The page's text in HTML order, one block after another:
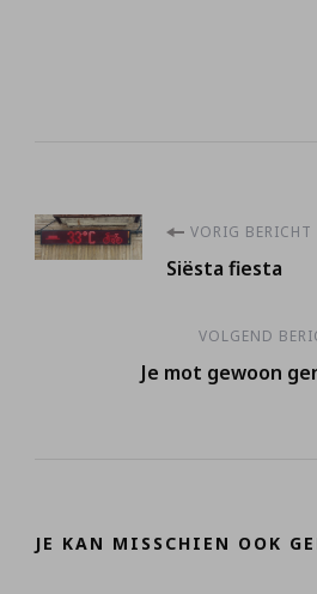
VORIG BERICHT
Siësta fiesta
VOLGEND
Je mot gewoon
JE KAN MISSCHIEN OOK